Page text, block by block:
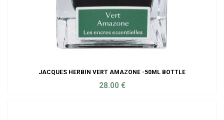
JACQUES HERBIN VERT AMAZONE -50ML BOTTLE
28.00 €